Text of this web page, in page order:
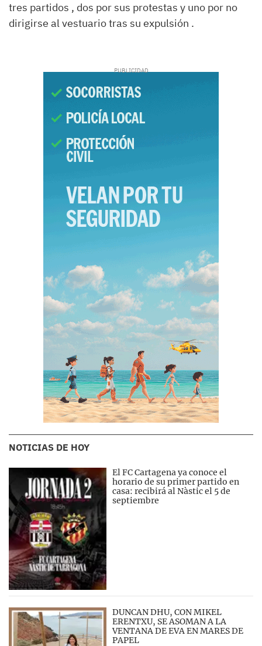
tres partidos , dos por sus protestas y uno por no
dirigirse al vestuario tras su expulsión .
NOTICIAS DE HOY
El FC Cartagena ya conoce el
horario de su primer partido en
casa: recibirá al Nàstic el 5 de
septiembre
DUNCAN DHU, CON MIKEL
ERENTXU, SE ASOMAN A LA
VENTANA DE EVA EN MARES DE
PAPEL